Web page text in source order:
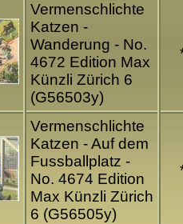
Vermenschlichte
Katzen -
Wanderung - No.
4672 Edition Max
Künzli Zürich 6
(G56503y)
Vermenschlichte
Katzen - Auf dem
Fussballplatz -
No. 4674 Edition
Max Künzli Zürich
6 (G56505y)